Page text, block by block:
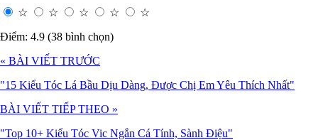
☆ ☆ ☆ ☆
☆
Điểm: 4.9 (38 bình chọn)
« BÀI VIẾT TRƯỚC
"15 Kiểu Tóc Lá Bầu Dịu Dàng, Được Chị Em Yêu Thích Nhất"
BÀI VIẾT TIẾP THEO »
"Top 10+ Kiểu Tóc Vic Ngắn Cá Tính, Sành Điệu"